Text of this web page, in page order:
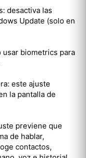
desactiva las
Update (solo en
usar biometrics para
este ajuste
la pantalla de
previene que
de hablar,
contactos,